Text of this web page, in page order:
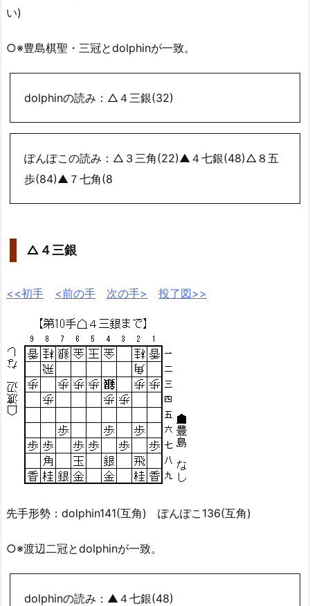
い)
○※豊島棋聖・三冠とdolphinが一致。
dolphinの読み：△４三銀(32)
ぽんぽこの読み：△３三角(22)▲４七銀(48)△８五
歩(84)▲７七角(8
△４三銀
<<初手 <前の手 次の手> 投了図>>
先手形勢：dolphin141(互角) ぽんぽこ136(互角)
○※渡辺二冠とdolphinが一致。
dolphinの読み：▲４七銀(48)